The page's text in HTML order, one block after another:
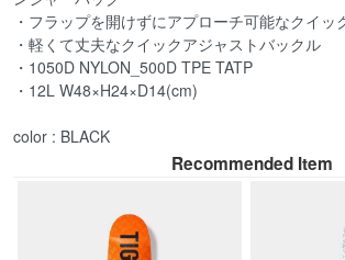
・フラップを開けずにアプローチ可能なクイッ
・軽くて丈夫なクイックアジャストバックル
・1050D NYLON_500D TPE TATP
・12L W48×H24×D14(cm)
color : BLACK
Recommended Item